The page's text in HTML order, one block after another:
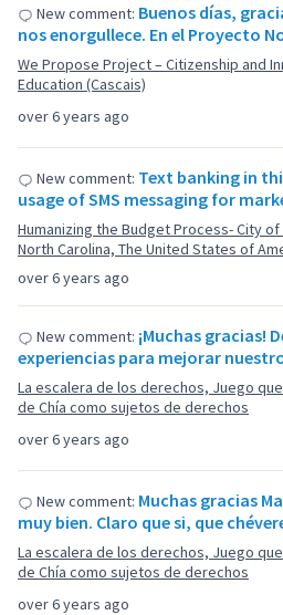
over 6 years ago
New comment: Buenos días,
nos enorgullece. En el Proyecto
We Propose Project – Citizenship and
Education (Cascais)
over 6 years ago
New comment: Text banking in
usage of SMS messaging for
Humanizing the Budget Process- City
North Carolina, The United States of
over 6 years ago
New comment: ¡Muchas gracias!
experiencias para mejorar
La escalera de los derechos, Juego
de Chía como sujetos de derechos
over 6 years ago
New comment: Muchas gracias
muy bien. Claro que si, que
La escalera de los derechos, Juego
de Chía como sujetos de derechos